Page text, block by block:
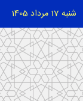
شنبه 17 مرداد 1405